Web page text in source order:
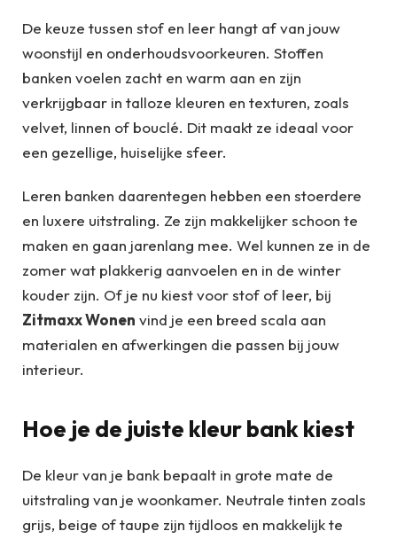
De keuze tussen stof en leer hangt af van jouw
woonstijl en onderhoudsvoorkeuren. Stoffen
banken voelen zacht en warm aan en zijn
verkrijgbaar in talloze kleuren en texturen, zoals
velvet, linnen of bouclé. Dit maakt ze ideaal voor
een gezellige, huiselijke sfeer.
Leren banken daarentegen hebben een stoerdere
en luxere uitstraling. Ze zijn makkelijker schoon te
maken en gaan jarenlang mee. Wel kunnen ze in de
zomer wat plakkerig aanvoelen en in de winter
kouder zijn. Of je nu kiest voor stof of leer, bij
Zitmaxx Wonen vind je een breed scala aan
materialen en afwerkingen die passen bij jouw
interieur.
Hoe je de juiste kleur bank kiest
De kleur van je bank bepaalt in grote mate de
uitstraling van je woonkamer. Neutrale tinten zoals
grijs, beige of taupe zijn tijdloos en makkelijk te